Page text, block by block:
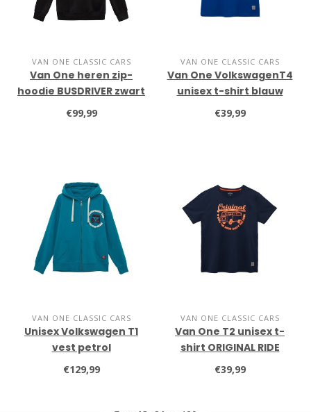
VAN ONE CLASSIC CARS
Van One heren zip-
hoodie BUSDRIVER zwart
€99,99
VAN ONE CLASSIC CARS
Van One VolkswagenT4
unisex t-shirt blauw
€39,99
VAN ONE CLASSIC CARS
Unisex Volkswagen T1
vest petrol
€129,99
VAN ONE CLASSIC CARS
Van One T2 unisex t-
shirt ORIGINAL RIDE
€39,99